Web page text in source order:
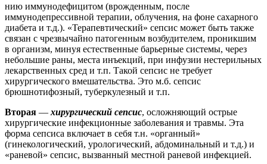
нию иммунодефицитом (врожденным, после
иммунодепрессивной терапии, облучения, на фоне сахарного
диабета и т.д.). «Терапевтический» сепсис может быть также
связан с чрезвычайно патогенным возбудителем, проникшим
в организм, минуя естественные барьерные системы, через
небольшие раны, места инъекций, при инфузии нестерильных
лекарственных сред и т.п. Такой сепсис не требует
хирургического вмешательства. Это м.б. сепсис
брюшнотифозный, туберкулезный и т.п.
Вторая — хирургический сепсис, осложняющий острые
хирургические инфекционные заболевания и травмы. Эта
форма сепсиса включает в себя т.н. «органный»
(гинекологический, урологический, абдоминальный и т.д.) и
«раневой» сепсис, вызванный местной раневой инфекцией.